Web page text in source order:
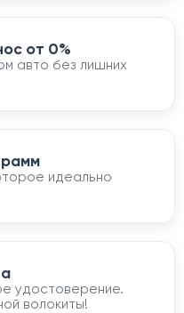
от 0%
авто без лишних
идеально
удостоверение.
волокиты!